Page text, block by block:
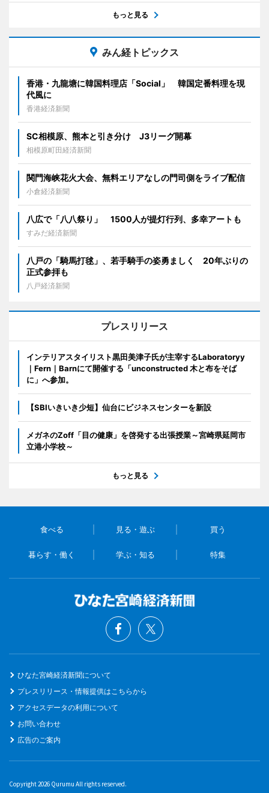
もっと見る
みん経トピックス
香港・九龍塘に韓国料理店「Social」 韓国定番料理を現
代風に
香港経済新聞
SC相模原、熊本と引き分け J3リーグ開幕
相模原町田経済新聞
関門海峡花火大会、無料エリアなしの門司側をライブ配信
小倉経済新聞
八広で「八八祭り」 1500人が提灯行列、多幸アートも
すみだ経済新聞
八戸の「騎馬打毬」、若手騎手の姿勇ましく 20年ぶりの
正式参拝も
八戸経済新聞
プレスリリース
インテリアスタイリスト黒田美津子氏が主宰するLaboratoryy
｜Fern｜Barnにて開催する「unconstructed 木と布をそば
に」へ参加。
【SBIいきいき少短】仙台にビジネスセンターを新設
メガネのZoff「目の健康」を啓発する出張授業～宮崎県延岡市
立港小学校～
もっと見る
食べる 見る・遊ぶ 買う
暮らす・働く 学ぶ・知る 特集
ひなた宮崎経済新聞について
プレスリリース・情報提供はこちらから
アクセスデータの利用について
お問い合わせ
広告のご案内
Copyright 2026 Qurumu All rights reserved.